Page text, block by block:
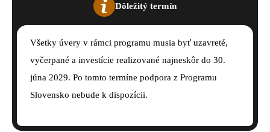
Dôležitý termín
Všetky úvery v rámci programu musia byť uzavreté,
vyčerpané a investície realizované najneskôr do 30.
júna 2029. Po tomto termíne podpora z Programu
Slovensko nebude k dispozícii.